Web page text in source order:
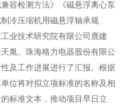
容检测方法》《磁悬浮离心泵
冷压缩机用磁悬浮轴承规
业技术研究院有限公司鹿建
胤、珠海格力电器股份有限公
及工作进展进行了汇报。根据
位将对拟立项标准的名称及相
标准文本，推动项目早日立